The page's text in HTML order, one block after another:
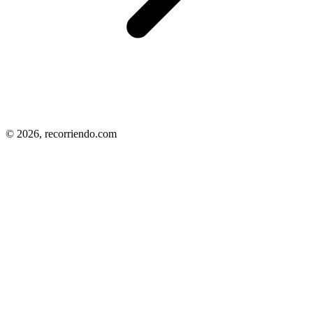
© 2026, recorriendo.com